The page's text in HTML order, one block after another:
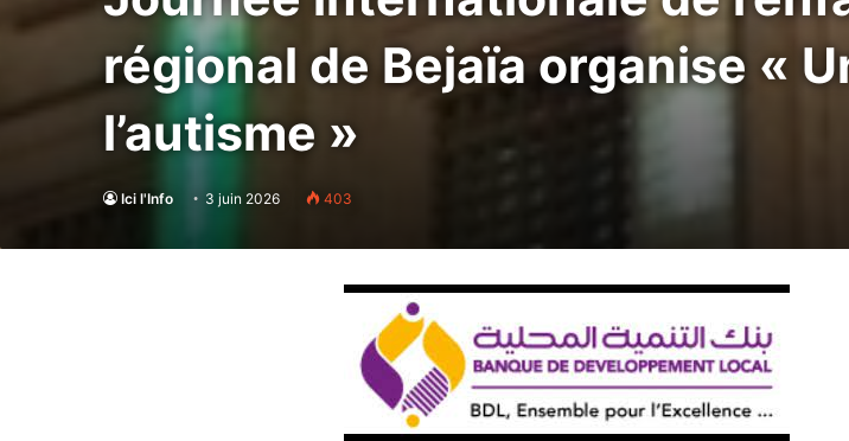
régional de Bejaïa organise «
l’autisme »
Ici l'Info 3 juin 2026 403